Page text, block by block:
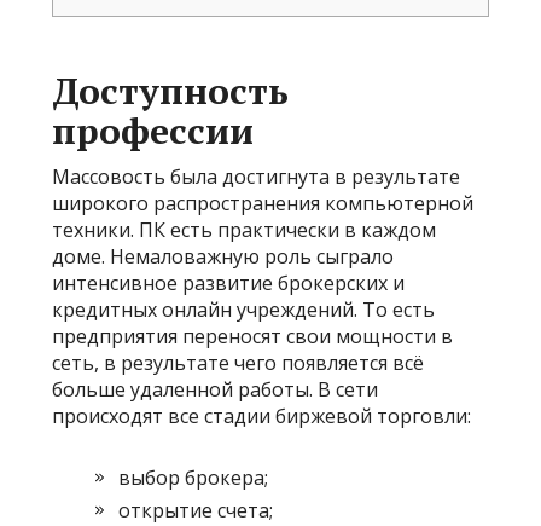
Доступность
профессии
Массовость была достигнута в результате
широкого распространения компьютерной
техники. ПК есть практически в каждом
доме. Немаловажную роль сыграло
интенсивное развитие брокерских и
кредитных онлайн учреждений. То есть
предприятия переносят свои мощности в
сеть, в результате чего появляется всё
больше удаленной работы. В сети
происходят все стадии биржевой торговли:
выбор брокера;
открытие счета;